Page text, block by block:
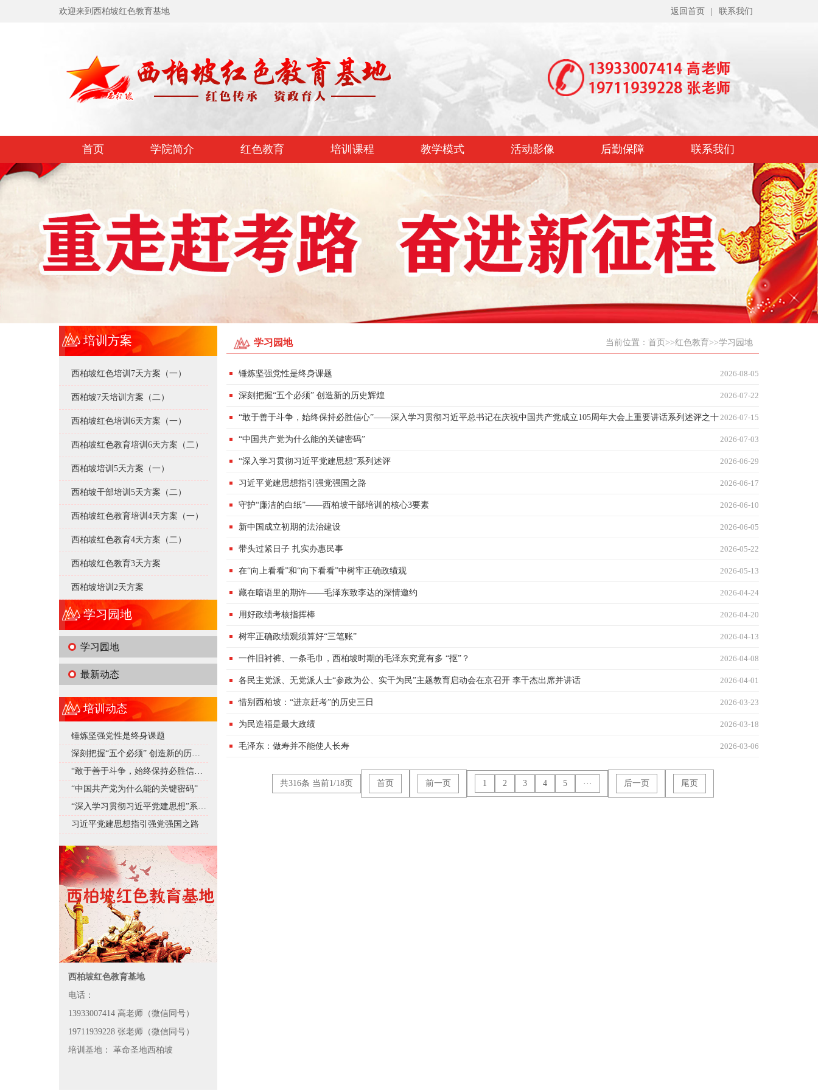
欢迎来到西柏坡红色教育基地 返回首页 联系我们
首页 学院简介 红色教育 培训课程 教学模式 活动影像 后勤保障 联系我们
培训方案
西柏坡红色培训7天方案（一）
西柏坡7天培训方案（二）
西柏坡红色培训6天方案（一）
西柏坡红色教育培训6天方案（二）
西柏坡培训5天方案（一）
西柏坡干部培训5天方案（二）
西柏坡红色教育培训4天方案（一）
西柏坡红色教育4天方案（二）
西柏坡红色教育3天方案
西柏坡培训2天方案
学习园地
学习园地
最新动态
培训动态
锤炼坚强党性是终身课题
“中国共产党为什么能的关键密码”
习近平党建思想指引强党强国之路
西柏坡红色教育基地
电话：
13933007414 高老师（微信同号）
19711939228 张老师（微信同号）
培训基地： 革命圣地西柏坡
学习园地 当前位置： 首页>>红色教育>>学习园地
锤炼坚强党性是终身课题 2026-08-05
深刻把握“五个必须” 创造新的历史辉煌 2026-07-22
“敢于善于斗争，始终保持必胜信心”——深入学习贯彻习近平总书记在庆祝中国共产党成立105周年大会上重要讲话系列述评之十 2026-07-15
“中国共产党为什么能的关键密码” 2026-07-03
“深入学习贯彻习近平党建思想”系列述评 2026-06-29
习近平党建思想指引强党强国之路 2026-06-17
守护“廉洁的白纸”——西柏坡干部培训的核心3要素 2026-06-10
新中国成立初期的法治建设 2026-06-05
带头过紧日子 扎实办惠民事 2026-05-22
在“向上看看”和“向下看看”中树牢正确政绩观 2026-05-13
藏在暗语里的期许——毛泽东致李达的深情邀约 2026-04-24
用好政绩考核指挥棒 2026-04-20
树牢正确政绩观须算好“三笔账” 2026-04-13
一件旧衬裤、一条毛巾，西柏坡时期的毛泽东究竟有多 “抠”？ 2026-04-08
各民主党派、无党派人士“参政为公、实干为民”主题教育启动会在京召开 李干杰出席并讲话 2026-04-01
惜别西柏坡：“进京赶考”的历史三日 2026-03-23
为民造福是最大政绩 2026-03-18
毛泽东：做寿并不能使人长寿 2026-03-06
共316条 当前1/18页 首页 前一页 1 2 3 4 5 ··· 后一页 尾页